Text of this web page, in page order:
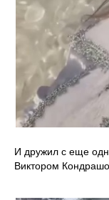
И дружил с еще
Виктором